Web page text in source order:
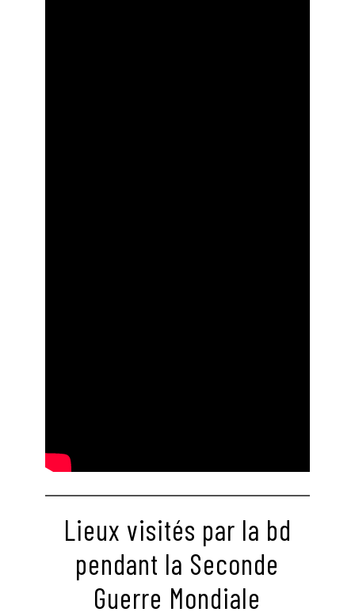
Lieux visités par la bd
pendant la Seconde
Guerre Mondiale